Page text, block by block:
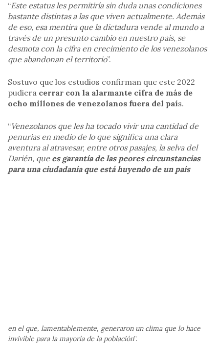
“Este estatus les permitiría sin duda unas condiciones
bastante distintas a las que viven actualmente. Además
de eso, esa mentira que la dictadura vende al mundo a
través de un presunto cambio en nuestro país, se
desmota con la cifra en crecimiento de los venezolanos
que abandonan el territorio”.
Sostuvo que los estudios confirman que este 2022
pudiera cerrar con la alarmante cifra de más de
ocho millones de venezolanos fuera del país.
“Venezolanos que les ha tocado vivir una cantidad de
penurias en medio de lo que significa una clara
aventura al atravesar, entre otros pasajes, la selva del
Darién, que es garantía de las peores circunstancias
para una ciudadanía que está huyendo de un país
en el que, lamentablemente, generaron un clima que lo hace
invivible para la mayoría de la población”.